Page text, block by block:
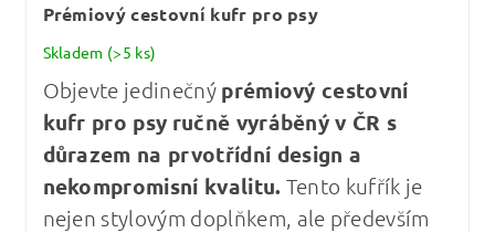
Prémiový cestovní kufr pro psy
Skladem (>5 ks)
Objevte jedinečný prémiový cestovní
kufr pro psy ručně vyráběný v ČR s
důrazem na prvotřídní design a
nekompromisní kvalitu. Tento kufřík je
nejen stylovým doplňkem, ale především